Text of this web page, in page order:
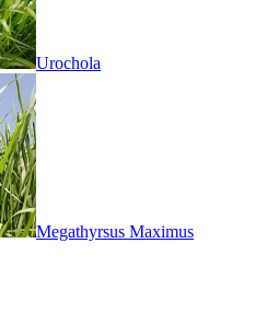
Urochola
Megathyrsus Maximus